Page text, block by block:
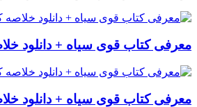
معرفی کتاب قوی سیاه + دانلود
معرفی کتاب قوی سیاه + دانلود